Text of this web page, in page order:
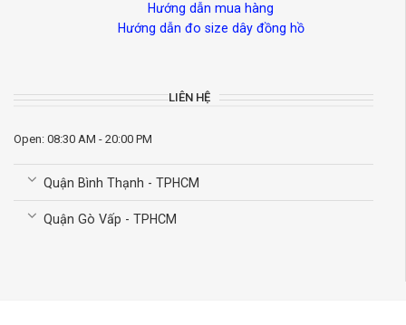
Hướng dẫn mua hàng
Hướng dẫn đo size dây đồng hồ
LIÊN HỆ
Open: 08:30 AM - 20:00 PM
Quận Bình Thạnh - TPHCM
Quận Gò Vấp - TPHCM